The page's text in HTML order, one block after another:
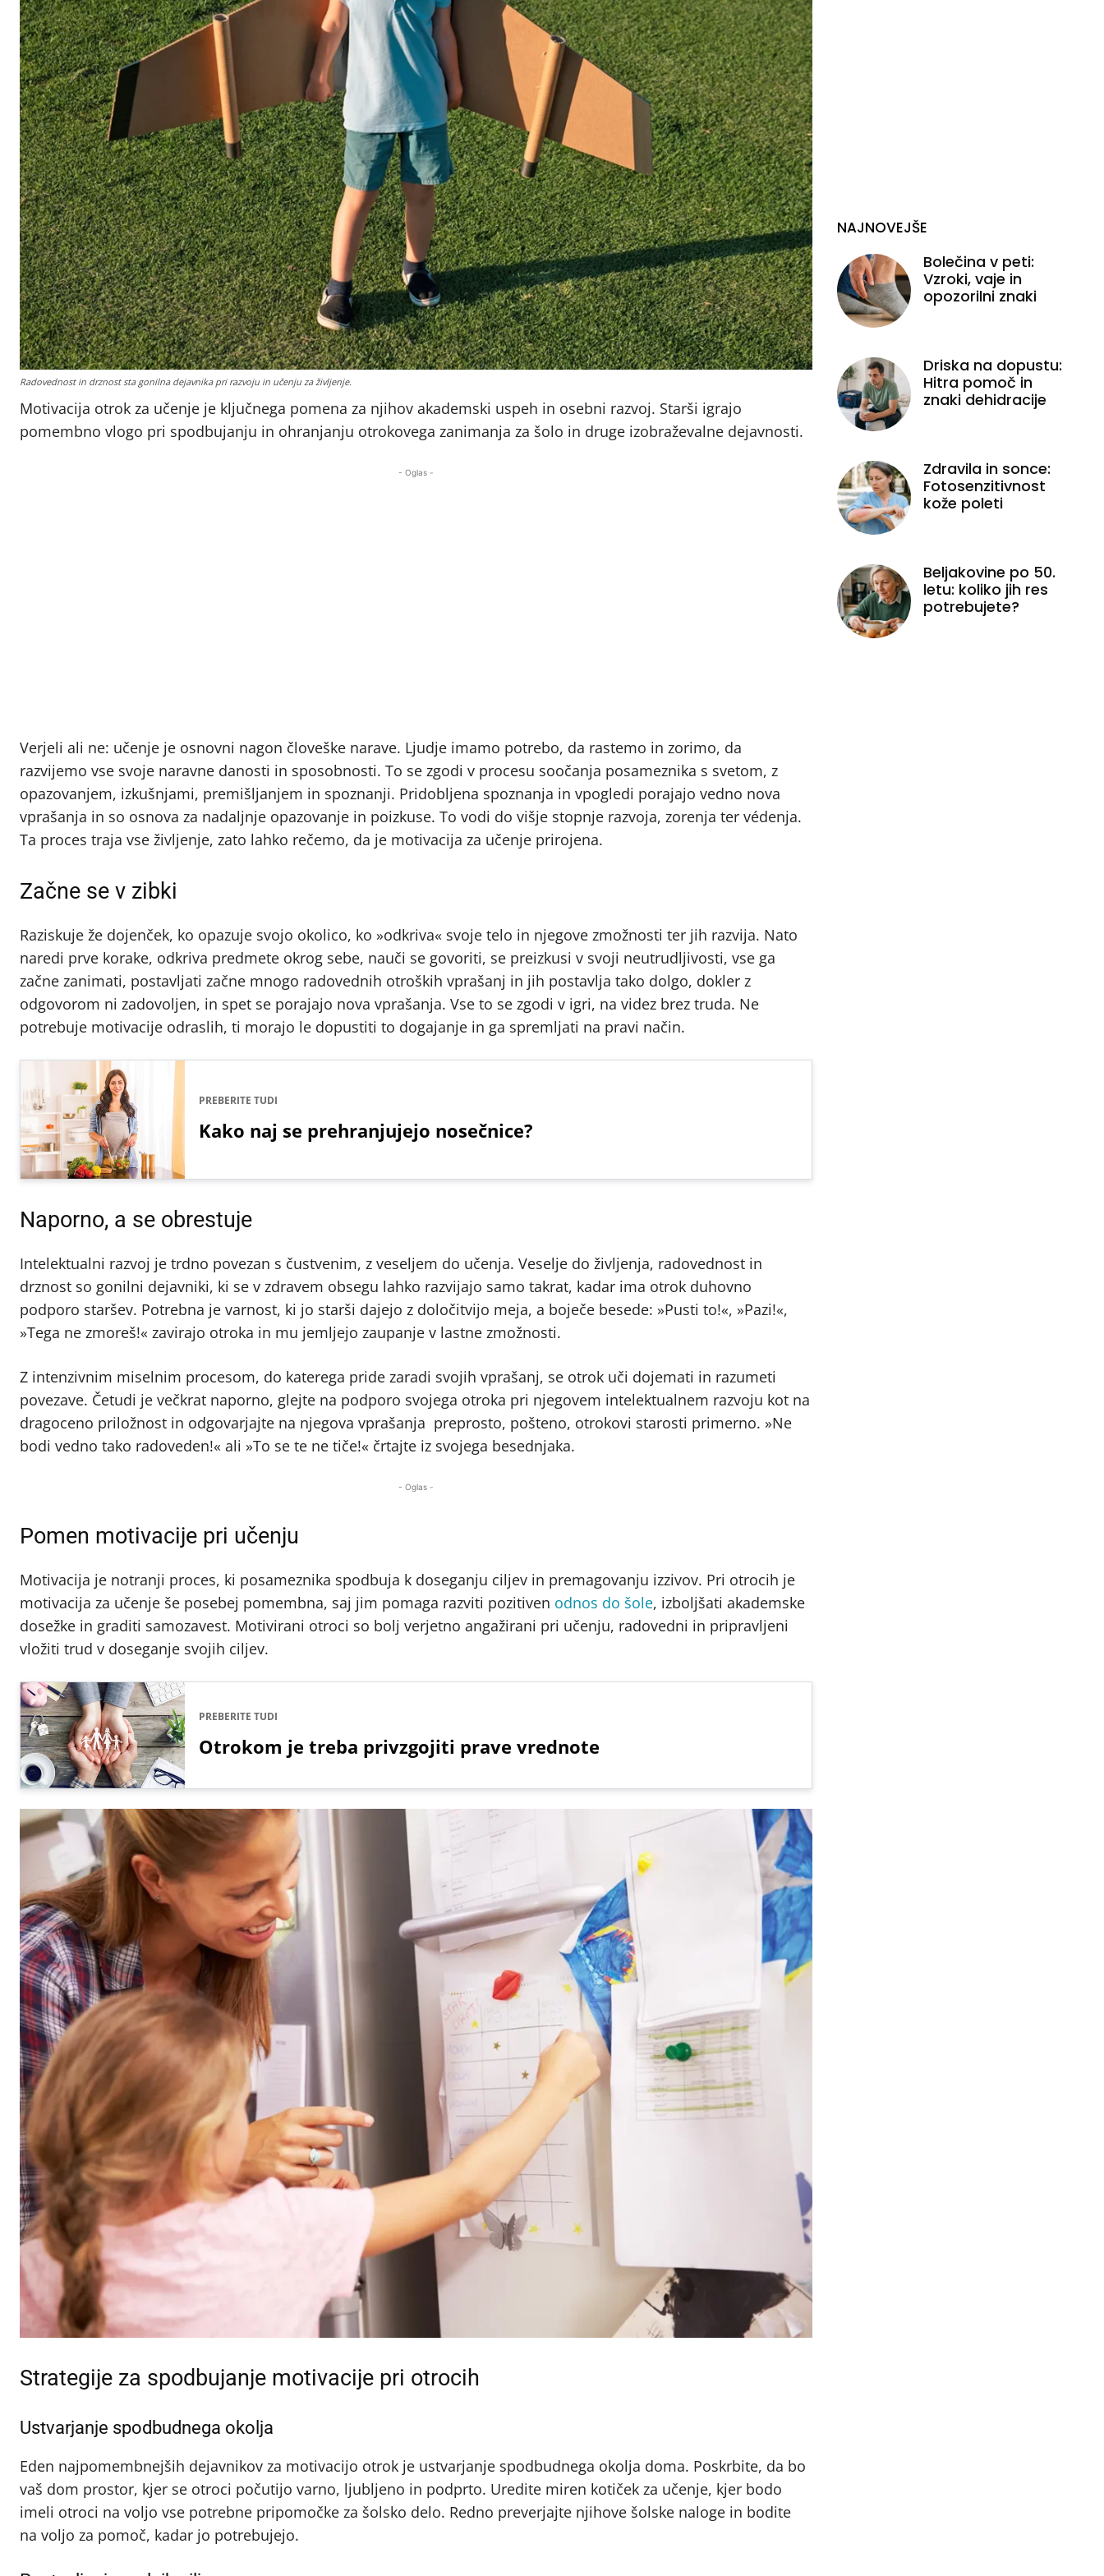
Radovednost in drznost sta gonilna dejavnika pri razvoju in učenju za življenje.
Motivacija otrok za učenje je ključnega pomena za njihov akademski uspeh in osebni razvoj. Starši igrajo
pomembno vlogo pri spodbujanju in ohranjanju otrokovega zanimanja za šolo in druge izobraževalne dejavnosti.
- Oglas -
Verjeli ali ne: učenje je osnovni nagon človeške narave. Ljudje imamo potrebo, da rastemo in zorimo, da
razvijemo vse svoje naravne danosti in sposobnosti. To se zgodi v procesu soočanja posameznika s svetom, z
opazovanjem, izkušnjami, premišljanjem in spoznanji. Pridobljena spoznanja in vpogledi porajajo vedno nova
vprašanja in so osnova za nadaljnje opazovanje in poizkuse. To vodi do višje stopnje razvoja, zorenja ter védenja.
Ta proces traja vse življenje, zato lahko rečemo, da je motivacija za učenje prirojena.
Začne se v zibki
Raziskuje že dojenček, ko opazuje svojo okolico, ko »odkriva« svoje telo in njegove zmožnosti ter jih razvija. Nato
naredi prve korake, odkriva predmete okrog sebe, nauči se govoriti, se preizkusi v svoji neutrudljivosti, vse ga
začne zanimati, postavljati začne mnogo radovednih otroških vprašanj in jih postavlja tako dolgo, dokler z
odgovorom ni zadovoljen, in spet se porajajo nova vprašanja. Vse to se zgodi v igri, na videz brez truda. Ne
potrebuje motivacije odraslih, ti morajo le dopustiti to dogajanje in ga spremljati na pravi način.
PREBERITE TUDI
Kako naj se prehranjujejo nosečnice?
Naporno, a se obrestuje
Intelektualni razvoj je trdno povezan s čustvenim, z veseljem do učenja. Veselje do življenja, radovednost in
drznost so gonilni dejavniki, ki se v zdravem obsegu lahko razvijajo samo takrat, kadar ima otrok duhovno
podporo staršev. Potrebna je varnost, ki jo starši dajejo z določitvijo meja, a boječe besede: »Pusti to!«, »Pazi!«,
»Tega ne zmoreš!« zavirajo otroka in mu jemljejo zaupanje v lastne zmožnosti.
Z intenzivnim miselnim procesom, do katerega pride zaradi svojih vprašanj, se otrok uči dojemati in razumeti
povezave. Četudi je večkrat naporno, glejte na podporo svojega otroka pri njegovem intelektualnem razvoju kot na
dragoceno priložnost in odgovarjajte na njegova vprašanja preprosto, pošteno, otrokovi starosti primerno. »Ne
bodi vedno tako radoveden!« ali »To se te ne tiče!« črtajte iz svojega besednjaka.
- Oglas -
Pomen motivacije pri učenju
Motivacija je notranji proces, ki posameznika spodbuja k doseganju ciljev in premagovanju izzivov. Pri otrocih je
motivacija za učenje še posebej pomembna, saj jim pomaga razviti pozitiven odnos do šole, izboljšati akademske
dosežke in graditi samozavest. Motivirani otroci so bolj verjetno angažirani pri učenju, radovedni in pripravljeni
vložiti trud v doseganje svojih ciljev.
PREBERITE TUDI
Otrokom je treba privzgojiti prave vrednote
Strategije za spodbujanje motivacije pri otrocih
Ustvarjanje spodbudnega okolja
Eden najpomembnejših dejavnikov za motivacijo otrok je ustvarjanje spodbudnega okolja doma. Poskrbite, da bo
vaš dom prostor, kjer se otroci počutijo varno, ljubljeno in podprto. Uredite miren kotiček za učenje, kjer bodo
imeli otroci na voljo vse potrebne pripomočke za šolsko delo. Redno preverjajte njihove šolske naloge in bodite
na voljo za pomoč, kadar jo potrebujejo.
NAJNOVEJŠE
Bolečina v peti:
Vzroki, vaje in
opozorilni znaki
Driska na dopustu:
Hitra pomoč in
znaki dehidracije
Zdravila in sonce:
Fotosenzitivnost
kože poleti
Beljakovine po 50.
letu: koliko jih res
potrebujete?